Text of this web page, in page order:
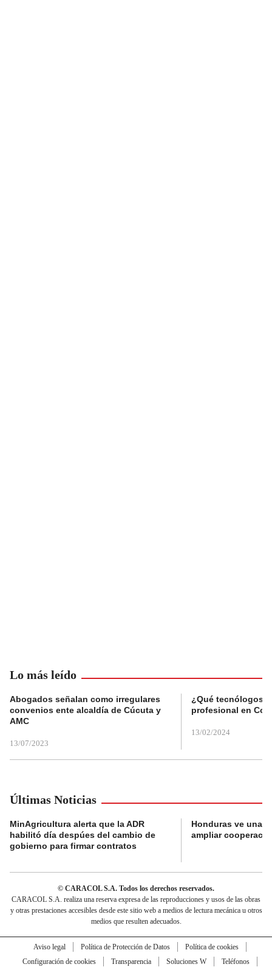
Lo más leído
Abogados señalan como irregulares
convenios ente alcaldía de Cúcuta y
AMC
13/07/2023
¿Qué tecnólogos
profesional en
13/02/2024
Últimas Noticias
MinAgricultura alerta que la ADR
habilitó día despúes del cambio de
gobierno para firmar contratos
Honduras ve una
ampliar
© CARACOL S.A. Todos los derechos reservados.
CARACOL S.A. realiza una reserva expresa de las reproducciones y usos de las obras
y otras prestaciones accesibles desde este sitio web a medios de lectura mecánica u otros
medios que resulten adecuados.
Aviso legal Política de Protección de Datos
Política de cookies
Configuración de cookies
Transparencia Soluciones W
Teléfonos